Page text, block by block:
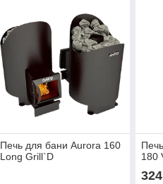
Печь для бани Aurora 160
Long Grill`D
180